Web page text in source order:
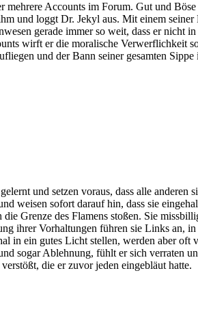
Accounts im Forum. Gut und
und loggt Dr. Jekyl aus. Mit einem
gerade immer so weit, dass er nicht
wirft er die moralische Verwerflichkeit
und der Bann seiner gesamten
und setzen voraus, dass alle
weisen sofort darauf hin, dass sie
Grenze des Flamens stoßen. Sie
ihrer Vorhaltungen führen sie Links an,
in ein gutes Licht stellen, werden aber
sogar Ablehnung, fühlt er sich verraten
die er zuvor jeden eingebläut hatte.